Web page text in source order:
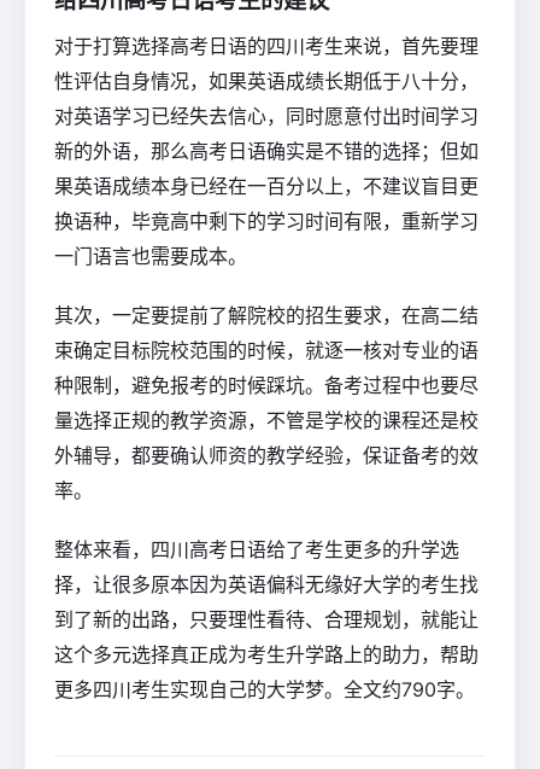
对于打算选择高考日语的四川考生来说，首先要理
性评估自身情况，如果英语成绩长期低于八十分，
对英语学习已经失去信心，同时愿意付出时间学习
新的外语，那么高考日语确实是不错的选择；但如
果英语成绩本身已经在一百分以上，不建议盲目更
换语种，毕竟高中剩下的学习时间有限，重新学习
一门语言也需要成本。
其次，一定要提前了解院校的招生要求，在高二结
束确定目标院校范围的时候，就逐一核对专业的语
种限制，避免报考的时候踩坑。备考过程中也要尽
量选择正规的教学资源，不管是学校的课程还是校
外辅导，都要确认师资的教学经验，保证备考的效
率。
整体来看，四川高考日语给了考生更多的升学选
择，让很多原本因为英语偏科无缘好大学的考生找
到了新的出路，只要理性看待、合理规划，就能让
这个多元选择真正成为考生升学路上的助力，帮助
更多四川考生实现自己的大学梦。全文约790字。